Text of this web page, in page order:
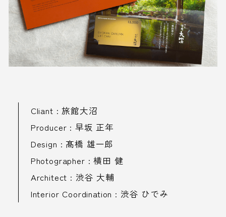
Cliant : 旅館大沼
Producer : 早坂 正年
Design : 髙橋 雄一郎
Photographer : 横田 健
Architect : 渋谷 大輔
Interior Coordination : 渋谷 ひでみ